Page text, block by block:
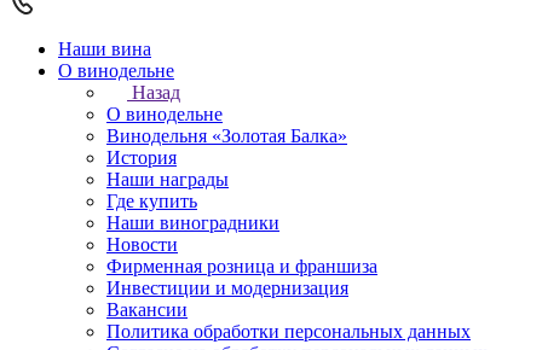
Наши вина
О винодельне
Назад
О винодельне
Винодельня «Золотая Балка»
История
Наши награды
Где купить
Наши виноградники
Новости
Фирменная розница и франшиза
Инвестиции и модернизация
Вакансии
Политика обработки персональных данных